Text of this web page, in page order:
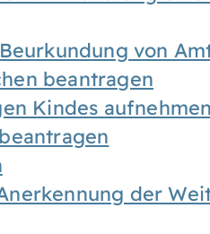
von
beantragen
Kindes aufnehmen
der